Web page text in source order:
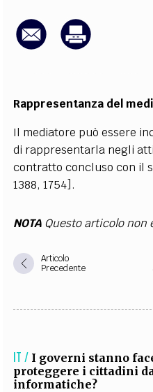
CODICI RUBRICHE
Rappresentanza del
Il mediatore può essere
di rappresentarla negli
contratto concluso con il
1388, 1754].
NOTA Questo articolo non
Articolo
Precedente
IT / I governi stanno
proteggere i cittadini
informatiche?